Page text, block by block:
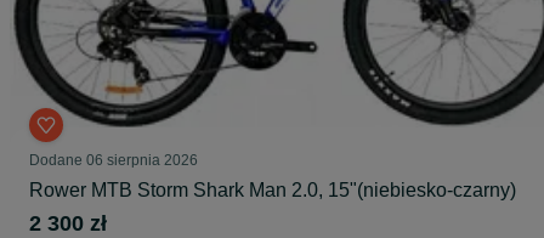
Dodane 06 sierpnia 2026
Rower MTB Storm Shark Man 2.0, 15"(niebiesko-czarny)
2 300 zł